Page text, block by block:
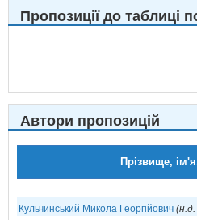
Пропозиції до таблиці
Автори пропозицій
Прізвище,
Кульчинський Микола Георгійович (н.д.